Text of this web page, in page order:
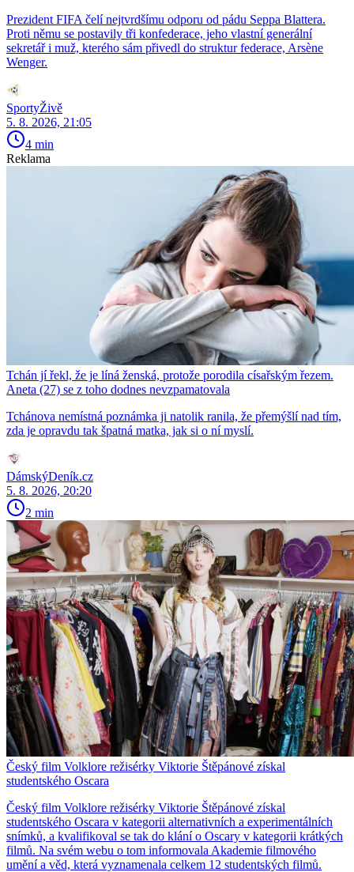
Prezident FIFA čelí nejtvrdšímu odporu od pádu Seppa Blattera.
Proti němu se postavily tři konfederace, jeho vlastní generální
sekretář i muž, kterého sám přivedl do struktur federace, Arsène
Wenger.
SportyŽivě
5. 8. 2026, 21:05
4 min
Reklama
Tchán jí řekl, že je líná ženská, protože porodila císařským řezem.
Aneta (27) se z toho dodnes nevzpamatovala
Tchánova nemístná poznámka ji natolik ranila, že přemýšlí nad tím,
zda je opravdu tak špatná matka, jak si o ní myslí.
DámskýDeník.cz
5. 8. 2026, 20:20
2 min
Český film Volklore režisérky Viktorie Štěpánové získal
studentského Oscara
Český film Volklore režisérky Viktorie Štěpánové získal
studentského Oscara v kategorii alternativních a experimentálních
snímků, a kvalifikoval se tak do klání o Oscary v kategorii krátkých
filmů. Na svém webu o tom informovala Akademie filmového
umění a věd, která vyznamenala celkem 12 studentských filmů.